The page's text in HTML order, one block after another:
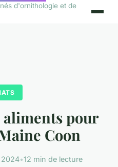
d'ornithologie et de
pour
Coon
2024•12 min de lecture